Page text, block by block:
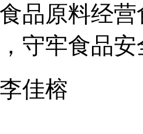
品原料经
守牢食品
佳榕